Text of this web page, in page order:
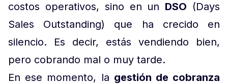
costos operativos, sino en un DSO (Days
Sales Outstanding) que ha crecido en
silencio. Es decir, estás vendiendo bien,
pero cobrando mal o muy tarde.
En ese momento, la gestión de cobranza